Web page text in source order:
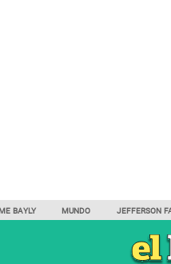
BAYLY MUNDO JEFFERSON